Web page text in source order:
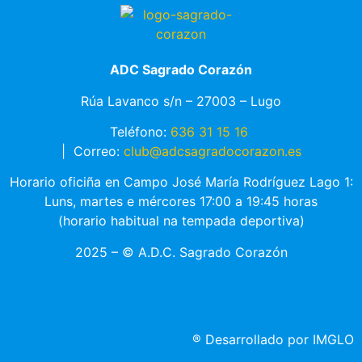
ADC Sagrado Corazón
Rúa Lavanco s/n – 27003 – Lugo
Teléfono: 636 31 15 16
Correo: club@adcsagradocorazon.es
Horario oficiña en Campo José María Rodríguez Lago 1:
Luns, martes e mércores 17:00 a 19:45 horas
(horario habitual na tempada deportiva)
2025 – © A.D.C. Sagrado Corazón
® Desarrollado por IMGLO